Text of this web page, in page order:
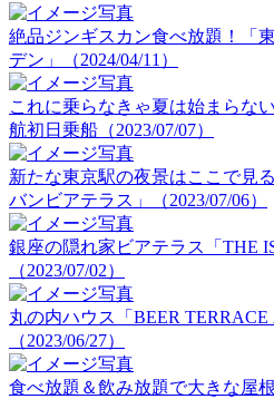
絶品ジンギスカン食べ放題！「
デン」（2024/04/11）
これに乗らなきゃ夏は始まらな
航初日乗船（2023/07/07）
新たな東京駅の夜景はここで見
バンビアテラス」（2023/07/06）
銀座の隠れ家ビアテラス「THE
（2023/07/02）
丸の内ハウス「BEER TERRACE
（2023/06/27）
食べ放題＆飲み放題で大きな屋